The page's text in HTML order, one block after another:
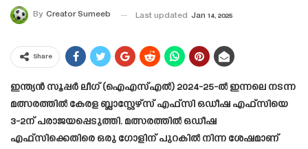
By Creator Sumeeb Last updated Jan 14, 2025
Share
ഇന്ത്യൻ സൂപ്പർ ലീഗ് (ഐഎസ്എൽ) 2024-25-ൽ ഇന്നലെ നടന്ന
മത്സരത്തിൽ കേരള ബ്ലാസ്റ്റേഴ്‌സ് എഫ്‌സി ഒഡീഷ എഫ്‌സിയെ
3-2ന് പരാജയപ്പെടുത്തി. മത്സരത്തിൽ ഒഡീഷ
എഫ്സിക്കെതിരെ ഒരു ഗോളിന് പുറകിൽ നിന്ന ശേഷമാണ്